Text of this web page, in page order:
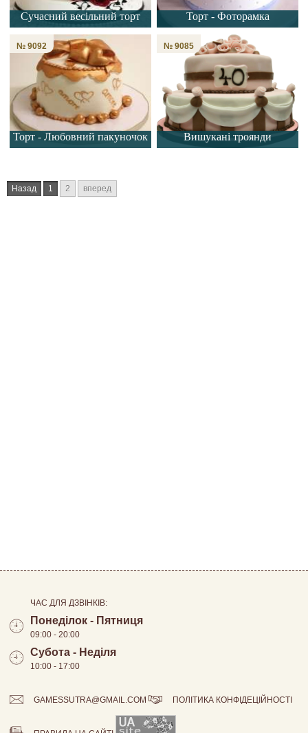
Сучасний весільний торт Торт - Фоторамка
Торт - Любовний пакуночок
№ 9092
Вишукані троянди
№ 9085
Назад 1 2 вперед
ЧАС ДЛЯ ДЗВІНКІВ:
Понеділок - Пятниця
09:00 - 20:00
Субота - Неділя
10:00 - 17:00
GAMESSUTRA@GMAIL.COM ПОЛІТИКА КОНФІДЕЦІЙНОСТІ